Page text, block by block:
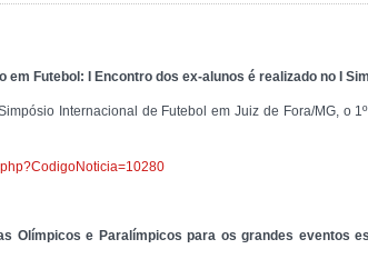
Futebol: I Encontro dos ex-alunos é realizado no I
Internacional de Futebol em Juiz de Fora/MG, o
Olímpicos e Paralímpicos para os grandes eventos